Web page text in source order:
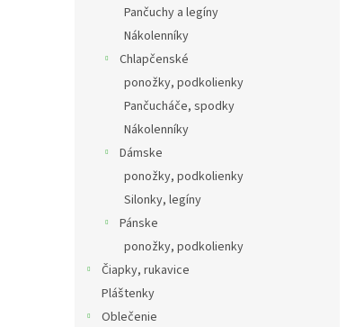
Pančuchy a legíny
Nákolenníky
Chlapčenské
ponožky, podkolienky
Pančucháče, spodky
Nákolenníky
Dámske
ponožky, podkolienky
Silonky, legíny
Pánske
ponožky, podkolienky
Čiapky, rukavice
Pláštenky
Oblečenie